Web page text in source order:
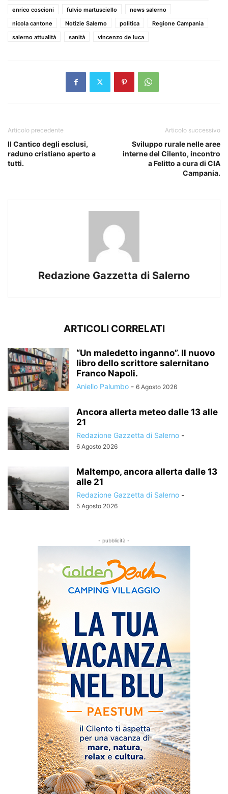
enrico coscioni
fulvio martusciello
news salerno
nicola cantone
Notizie Salerno politica
Regione Campania
salerno attualità
sanità vincenzo de luca
Articolo precedente
Il Cantico degli esclusi,
raduno cristiano aperto a
tutti.
Articolo successivo
Sviluppo rurale nelle aree
interne del Cilento, incontro
a Felitto a cura di CIA
Campania.
Redazione Gazzetta di Salerno
ARTICOLI CORRELATI
“Un maledetto inganno”. Il nuovo
libro dello scrittore salernitano
Franco Napoli.
Aniello Palumbo - 6 Agosto 2026
Ancora allerta meteo dalle 13 alle
21
Redazione Gazzetta di Salerno -
6 Agosto 2026
Maltempo, ancora allerta dalle 13
alle 21
Redazione Gazzetta di Salerno -
5 Agosto 2026
- pubblicità -